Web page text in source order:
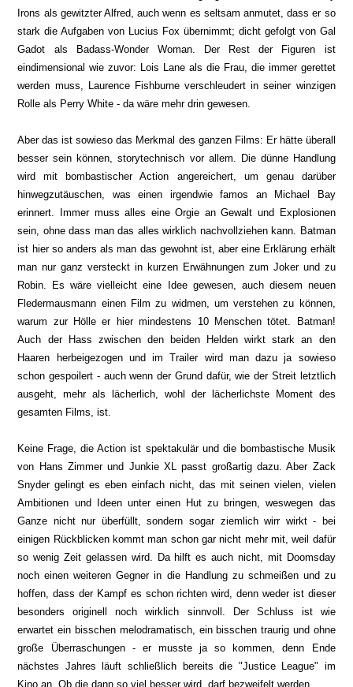
Irons als gewitzter Alfred, auch wenn es seltsam anmutet, dass er so
stark die Aufgaben von Lucius Fox übernimmt; dicht gefolgt von Gal
Gadot als Badass-Wonder Woman. Der Rest der Figuren ist
eindimensional wie zuvor: Lois Lane als die Frau, die immer gerettet
werden muss, Laurence Fishburne verschleudert in seiner winzigen
Rolle als Perry White - da wäre mehr drin gewesen.
Aber das ist sowieso das Merkmal des ganzen Films: Er hätte überall
besser sein können, storytechnisch vor allem. Die dünne Handlung
wird mit bombastischer Action angereichert, um genau darüber
hinwegzutäuschen, was einen irgendwie famos an Michael Bay
erinnert. Immer muss alles eine Orgie an Gewalt und Explosionen
sein, ohne dass man das alles wirklich nachvollziehen kann. Batman
ist hier so anders als man das gewohnt ist, aber eine Erklärung erhält
man nur ganz versteckt in kurzen Erwähnungen zum Joker und zu
Robin. Es wäre vielleicht eine Idee gewesen, auch diesem neuen
Fledermausmann einen Film zu widmen, um verstehen zu können,
warum zur Hölle er hier mindestens 10 Menschen tötet. Batman!
Auch der Hass zwischen den beiden Helden wirkt stark an den
Haaren herbeigezogen und im Trailer wird man dazu ja sowieso
schon gespoilert - auch wenn der Grund dafür, wie der Streit letztlich
ausgeht, mehr als lächerlich, wohl der lächerlichste Moment des
gesamten Films, ist.
Keine Frage, die Action ist spektakulär und die bombastische Musik
von Hans Zimmer und Junkie XL passt großartig dazu. Aber Zack
Snyder gelingt es eben einfach nicht, das mit seinen vielen, vielen
Ambitionen und Ideen unter einen Hut zu bringen, weswegen das
Ganze nicht nur überfüllt, sondern sogar ziemlich wirr wirkt - bei
einigen Rückblicken kommt man schon gar nicht mehr mit, weil dafür
so wenig Zeit gelassen wird. Da hilft es auch nicht, mit Doomsday
noch einen weiteren Gegner in die Handlung zu schmeißen und zu
hoffen, dass der Kampf es schon richten wird, denn weder ist dieser
besonders originell noch wirklich sinnvoll. Der Schluss ist wie
erwartet ein bisschen melodramatisch, ein bisschen traurig und ohne
große Überraschungen - er musste ja so kommen, denn Ende
nächstes Jahres läuft schließlich bereits die "Justice League" im
Kino an. Ob die dann so viel besser wird, darf bezweifelt werden.